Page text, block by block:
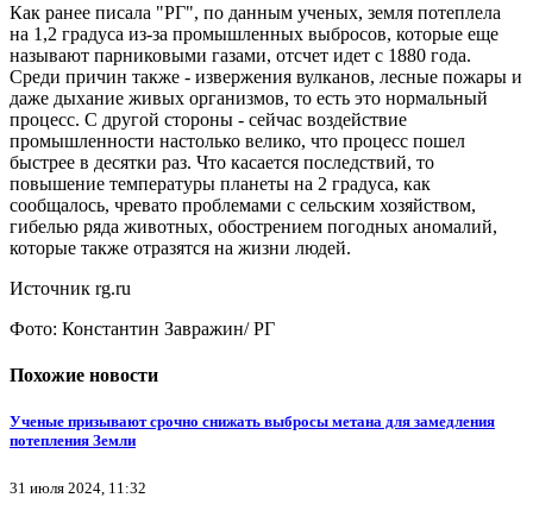
Как ранее писала "РГ", по данным ученых, земля потеплела
на 1,2 градуса из-за промышленных выбросов, которые еще
называют парниковыми газами, отсчет идет с 1880 года.
Среди причин также - извержения вулканов, лесные пожары и
даже дыхание живых организмов, то есть это нормальный
процесс. С другой стороны - сейчас воздействие
промышленности настолько велико, что процесс пошел
быстрее в десятки раз. Что касается последствий, то
повышение температуры планеты на 2 градуса, как
сообщалось, чревато проблемами с сельским хозяйством,
гибелью ряда животных, обострением погодных аномалий,
которые также отразятся на жизни людей.
Источник rg.ru
Фото: Константин Завражин/ РГ
Похожие новости
Ученые призывают срочно снижать выбросы метана для замедления
потепления Земли
31 июля 2024, 11:32